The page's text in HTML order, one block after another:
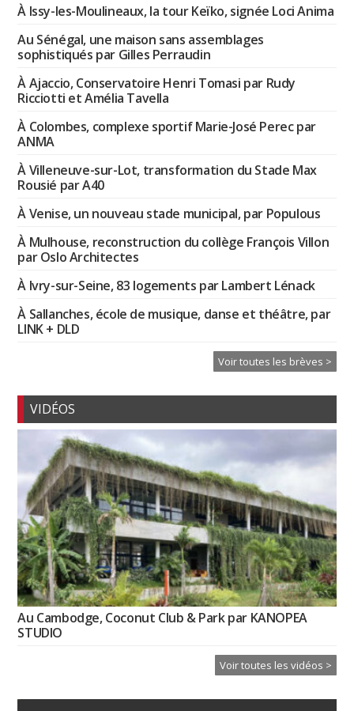
À Issy-les-Moulineaux, la tour Keïko, signée Loci Anima
Au Sénégal, une maison sans assemblages
sophistiqués par Gilles Perraudin
À Ajaccio, Conservatoire Henri Tomasi par Rudy
Ricciotti et Amélia Tavella
À Colombes, complexe sportif Marie-José Perec par
ANMA
À Villeneuve-sur-Lot, transformation du Stade Max
Rousié par A40
À Venise, un nouveau stade municipal, par Populous
À Mulhouse, reconstruction du collège François Villon
par Oslo Architectes
À Ivry-sur-Seine, 83 logements par Lambert Lénack
À Sallanches, école de musique, danse et théâtre, par
LINK + DLD
Voir toutes les brèves >
VIDÉOS
Au Cambodge, Coconut Club & Park par KANOPEA
STUDIO
Voir toutes les vidéos >